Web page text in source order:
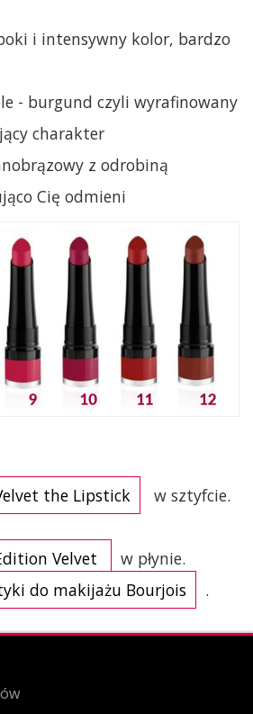
i intensywny kolor, bardzo
- burgund czyli wyrafinowany
charakter
z odrobiną
Cię odmieni
the Lipstick
w sztyfcie.
Velvet
w płynie.
do makijażu Bourjois .